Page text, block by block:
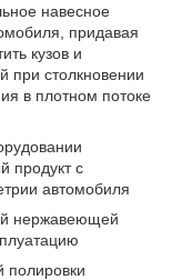
навесное
придавая
кузов и
при столкновении
в плотном потоке
продукт с
автомобиля
нержавеющей
полировки